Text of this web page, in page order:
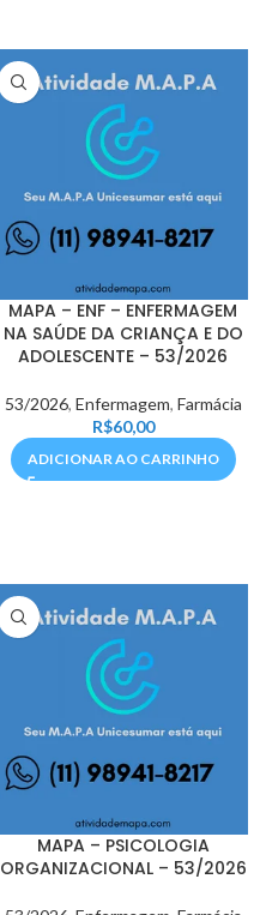
MAPA – ENF – ENFERMAGEM
NA SAÚDE DA CRIANÇA E DO
ADOLESCENTE – 53/2026
53/2026, Enfermagem, Farmácia
R$60,00
ADICIONAR AO CARRINHO
MAPA – PSICOLOGIA
ORGANIZACIONAL – 53/2026